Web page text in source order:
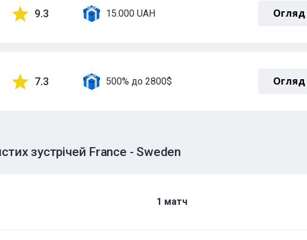
9.3 15.000 UAH Огляд
7.3 500% до 2800$ Огляд
зустрічей France - Sweden
1 матч